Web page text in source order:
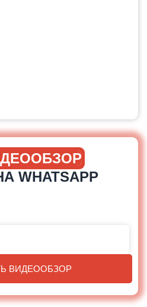
WHATSAPP
ВИДЕООБЗОР